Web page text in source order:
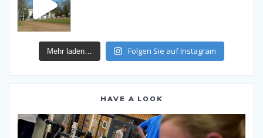
Mehr laden… Folgen Sie auf Instagram
HAVE A LOOK
Video-
Player